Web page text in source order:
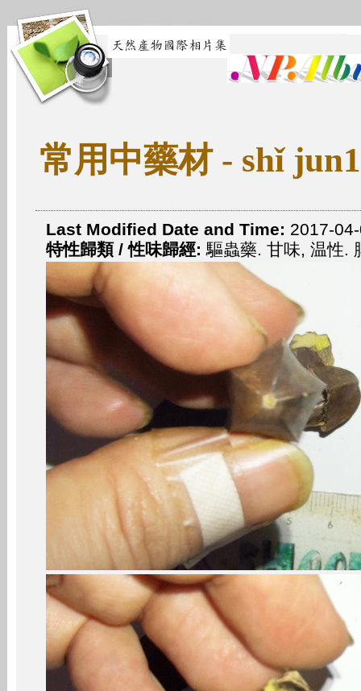
常用中藥材 - shǐ
Last Modified Date and Time: 2017-
特性歸類 / 性味歸經:驅蟲藥. 甘味, 温性.